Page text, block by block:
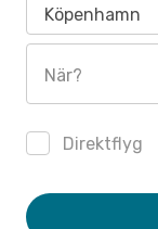
Köpenhamn
När?
Direktflyg